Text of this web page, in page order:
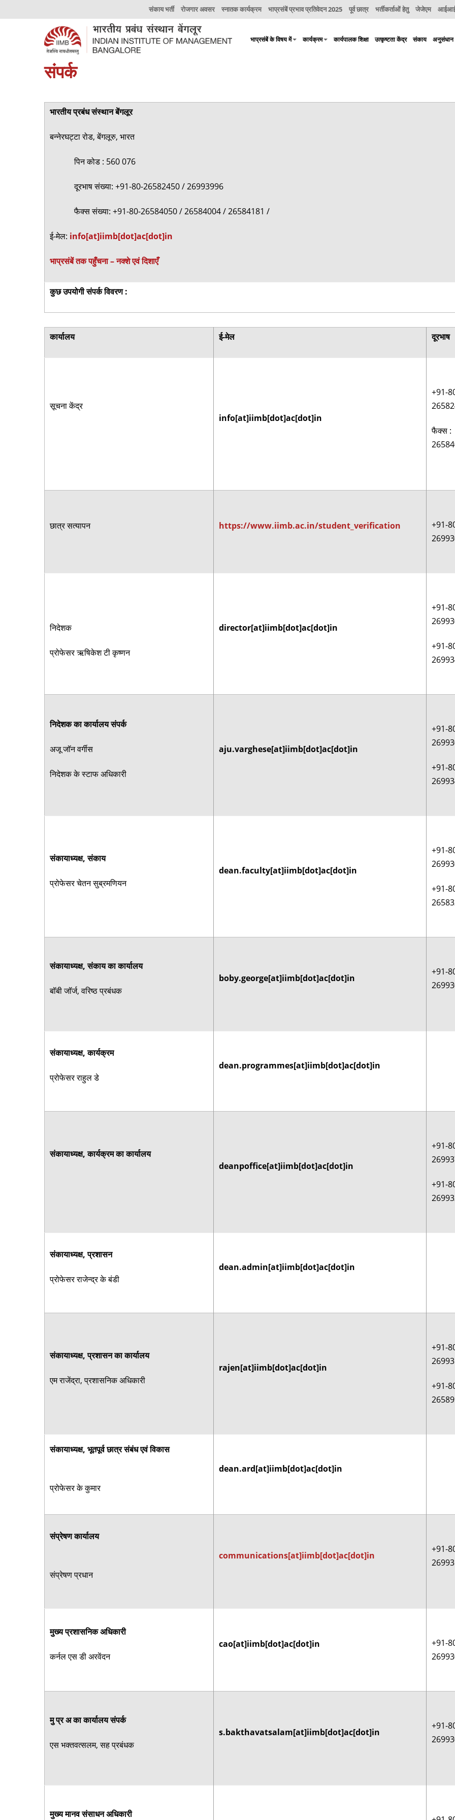
संकाय भर्ती रोजगार अवसर स्नातक कार्यक्रम भाप्रसंबें प्रभाव प्रतिवेदन 2025 पूर्व छात्र भर्तीकर्ताओं हेतु जेजेएम
भाप्रसंबें के विषय में कार्यक्रम कार्यपालक शिक्षा उत्कृष्टता केंद्र संकाय अनुसंधान
संपर्क
भारतीय प्रबंध संस्थान बेंगलूर
बन्नेरघट्टा रोड, बेंगलूरु, भारत
पिन कोड : 560 076
दूरभाष संख्या: +91-80-26582450 / 26993996
फैक्स संख्या: +91-80-26584050 / 26584004 / 26584181 /
ई-मेल: info[at]iimb[dot]ac[dot]in
भाप्रसंबें तक पहुँचना – नक्शे एवं दिशाएँ
कुछ उपयोगी संपर्क विवरण :
कार्यालय ई-मेल दूरभाष
सूचना केंद्र
info[at]iimb[dot]ac[dot]in
+91-
फैक्स :
छात्र सत्यापन https://www.iimb.ac.in/student_verification
+91-
निदेशक
प्रोफेसर ऋषिकेश टी कृष्णन
director[at]iimb[dot]ac[dot]in
+91-
+91-
निदेशक का कार्यालय संपर्क
अजू जॉन वर्गीस
निदेशक के स्टाफ अधिकारी
aju.varghese[at]iimb[dot]ac[dot]in
+91-
+91-
संकायाध्यक्ष, संकाय
प्रोफेसर चेतन सुब्रमणियन
dean.faculty[at]iimb[dot]ac[dot]in
+91-
+91-
संकायाध्यक्ष, संकाय का कार्यालय
बॉबी जॉर्ज, वरिष्ठ प्रबंधक
boby.george[at]iimb[dot]ac[dot]in
+91-
संकायाध्यक्ष, कार्यक्रम
प्रोफेसर राहुल डे
dean.programmes[at]iimb[dot]ac[dot]in
संकायाध्यक्ष, कार्यक्रम का कार्यालय
deanpoffice[at]iimb[dot]ac[dot]in
+91-
+91-
संकायाध्यक्ष, प्रशासन
प्रोफेसर राजेन्द्र के बंडी
dean.admin[at]iimb[dot]ac[dot]in
संकायाध्यक्ष, प्रशासन का कार्यालय
एम राजेंद्रा, प्रशासनिक अधिकारी
rajen[at]iimb[dot]ac[dot]in
+91-
+91-
संकायाध्यक्ष, भूतपूर्व छात्र संबंध एवं विकास
प्रोफेसर के कुमार
dean.ard[at]iimb[dot]ac[dot]in
संप्रेषण कार्यालय
संप्रेषण प्रधान
communications[at]iimb[dot]ac[dot]in
+91-
मुख्य प्रशासनिक अधिकारी
कर्नल एस डी अरवेंदन
cao[at]iimb[dot]ac[dot]in
+91-
मु प्र अ का कार्यालय संपर्क
एस भक्तवत्सलम, सह प्रबंधक
s.bakthavatsalam[at]iimb[dot]ac[dot]in
+91-
मुख्य मानव संसाधन अधिकारी